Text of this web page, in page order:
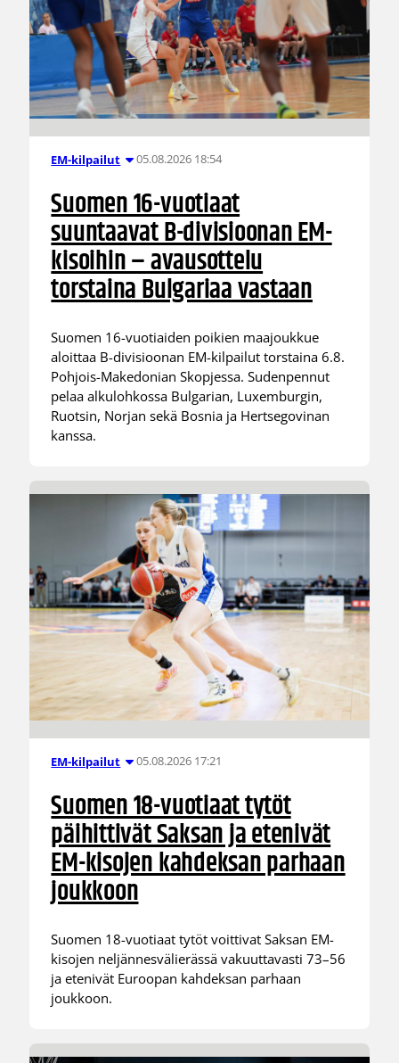
EM-kilpailut 05.08.2026 18:54
Suomen 16-vuotiaat
suuntaavat B-divisioonan EM-
kisoihin – avausottelu
torstaina Bulgariaa vastaan
Suomen 16-vuotiaiden poikien maajoukkue
aloittaa B-divisioonan EM-kilpailut torstaina 6.8.
Pohjois-Makedonian Skopjessa. Sudenpennut
pelaa alkulohkossa Bulgarian, Luxemburgin,
Ruotsin, Norjan sekä Bosnia ja Hertsegovinan
kanssa.
EM-kilpailut 05.08.2026 17:21
Suomen 18-vuotiaat tytöt
päihittivät Saksan ja etenivät
EM-kisojen kahdeksan parhaan
joukkoon
Suomen 18-vuotiaat tytöt voittivat Saksan EM-
kisojen neljännesvälierässä vakuuttavasti 73–56
ja etenivät Euroopan kahdeksan parhaan
joukkoon.